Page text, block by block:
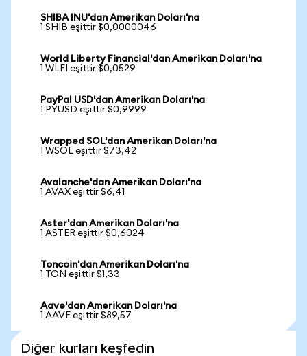
SHIBA INU'dan Amerikan Doları'na
1 SHIB eşittir $0,0000046
World Liberty Financial'dan Amerikan Doları'na
1 WLFI eşittir $0,0529
PayPal USD'dan Amerikan Doları'na
1 PYUSD eşittir $0,9999
Wrapped SOL'dan Amerikan Doları'na
1 WSOL eşittir $73,42
Avalanche'dan Amerikan Doları'na
1 AVAX eşittir $6,41
Aster'dan Amerikan Doları'na
1 ASTER eşittir $0,6024
Toncoin'dan Amerikan Doları'na
1 TON eşittir $1,33
Aave'dan Amerikan Doları'na
1 AAVE eşittir $89,57
Diğer kurları keşfedin